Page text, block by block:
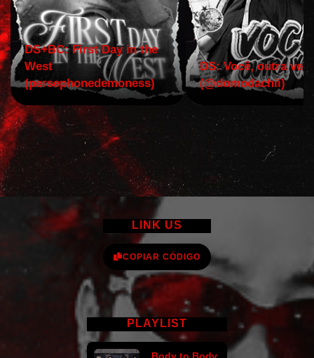
DS+BC: First Day in the
West
(persephonedemoness)
DS: Você, outra vez!
(@domodachii)
LINK US
COPIAR CÓDIGO
PLAYLIST